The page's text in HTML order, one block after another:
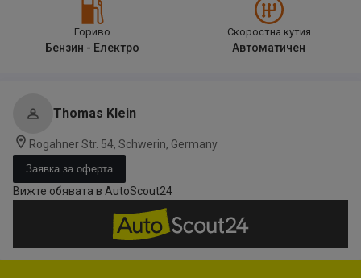
Гориво
Бензин - Електро
Скоростна кутия
Автоматичен
Thomas Klein
Rogahner Str. 54, Schwerin, Germany
Заявка за оферта
Вижте обявата в AutoScout24